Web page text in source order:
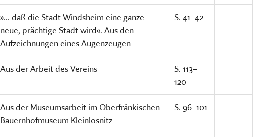
»... daß die Stadt Windsheim eine ganze
neue, prächtige Stadt wird«. Aus den
Aufzeichnungen eines Augenzeugen
S. 41–42
Aus der Arbeit des Vereins
S. 113–
120
Aus der Museumsarbeit im Oberfränkischen
Bauernhofmuseum Kleinlosnitz
S. 96–101